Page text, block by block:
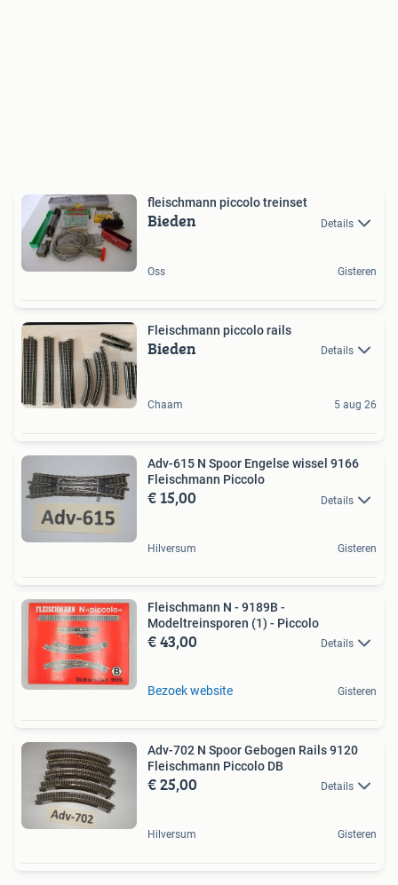
fleischmann piccolo treinset
Bieden Details
Oss Gisteren
Fleischmann piccolo rails
Bieden Details
Chaam 5 aug 26
Adv-615 N Spoor Engelse wissel 9166
Fleischmann Piccolo
€ 15,00 Details
Hilversum Gisteren
Fleischmann N - 9189B -
Modeltreinsporen (1) - Piccolo
€ 43,00 Details
Bezoek website Gisteren
Adv-702 N Spoor Gebogen Rails 9120
Fleischmann Piccolo DB
€ 25,00 Details
Hilversum Gisteren